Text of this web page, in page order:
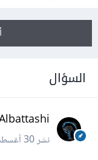
السؤال
نشر30 أغسطس 2021